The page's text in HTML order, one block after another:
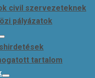
civil szervezeteknek
pályázatok
tartalom